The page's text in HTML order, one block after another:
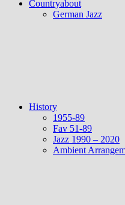
Countryabout
German Jazz
History
1955-89
Fav 51-89
Jazz 1990 – 2020
Ambient